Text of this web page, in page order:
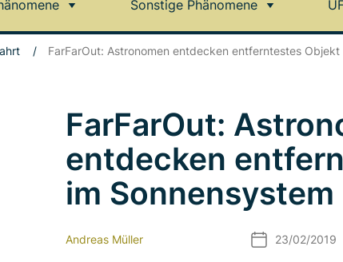
Sonstige Phänomene
/ FarFarOut: Astronomen entdecken entferntestes Objekt
FarFarOut:
entdecken
im Sonnensystem
Andreas Müller 23/02/2019